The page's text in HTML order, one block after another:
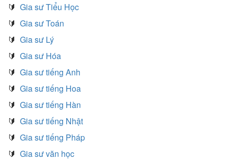
🔰 Gia sư Tiểu Học
🔰 Gia sư Toán
🔰 Gia sư Lý
🔰 Gia sư Hóa
🔰 Gia sư tiếng Anh
🔰 Gia sư tiếng Hoa
🔰 Gia sư tiếng Hàn
🔰 Gia sư tiếng Nhật
🔰 Gia sư tiếng Pháp
🔰 Gia sư văn học